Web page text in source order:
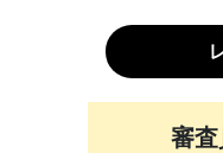
審査